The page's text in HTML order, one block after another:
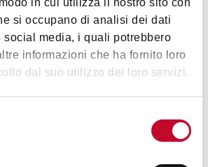
si occupano di analisi dei dati
social media, i quali potrebbero
informazioni che ha fornito loro
dal suo utilizzo dei loro servizi.